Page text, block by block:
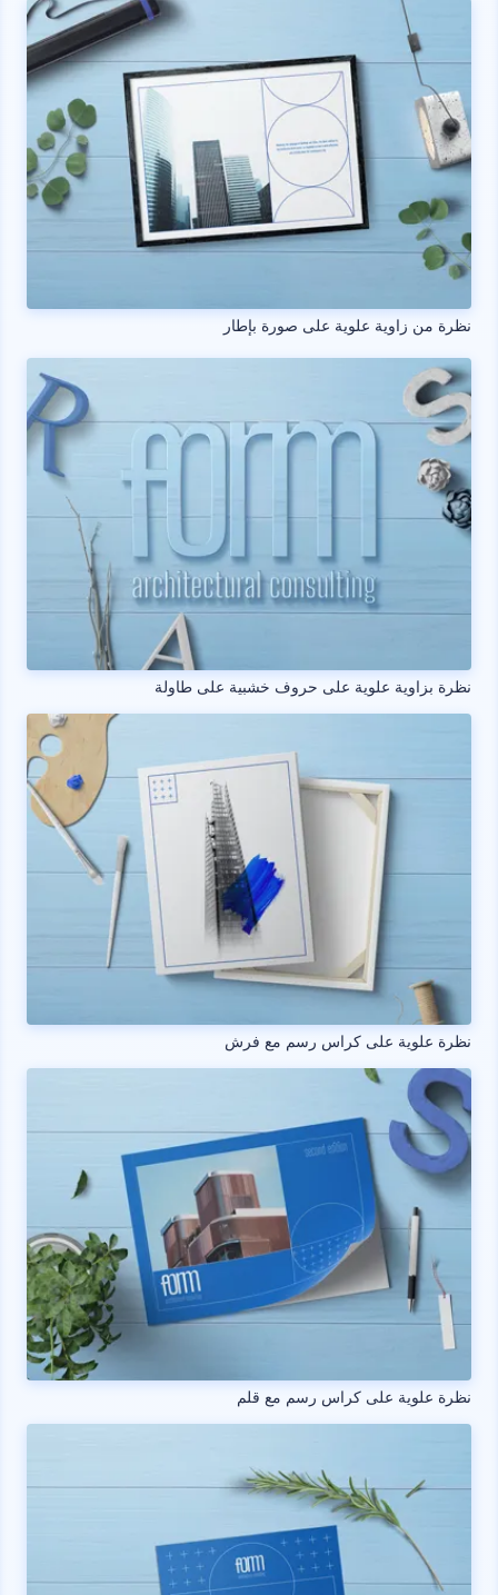
نظرة من زاوية علوية على صورة بإطار
نظرة بزاوية علوية على حروف خشبية على طاولة
نظرة علوية على كراس رسم مع فرش
نظرة علوية على كراس رسم مع قلم